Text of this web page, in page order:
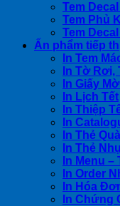
Tem
Tem Phủ
Tem
Ấn phẩm tiếp
In Tem
In Tờ Rơi,
In Giấy
In Lịch Tết
In Thiệp
In
In Thẻ
In Thẻ
In Menu
In Order
In Hóa
In Chứng